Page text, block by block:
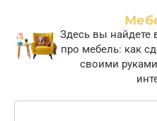
контенту
Здесь вы найдете
про мебель: как
своими
Поиск: